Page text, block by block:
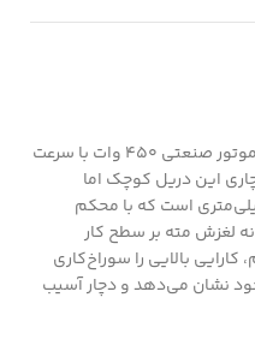
دریل چکشی 2121 رونیکس، مجهز به موتور صنعتی 450 وات با سرعت
این دریل کوچک اما
تمام‌فلزی، مستحکم و 10 میلی‌متری است که با محکم
لغزش مته بر سطح کار
بالایی را سوراخ‌کاری
نشان می‌دهد و دچار آسیب